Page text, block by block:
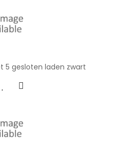
5 gesloten laden zwart